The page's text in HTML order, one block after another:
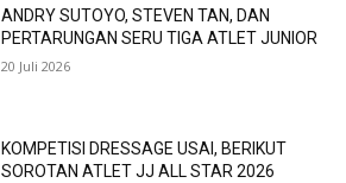
ANDRY SUTOYO, STEVEN TAN, DAN
PERTARUNGAN SERU TIGA ATLET JUNIOR
20 Juli 2026
KOMPETISI DRESSAGE USAI, BERIKUT
SOROTAN ATLET JJ ALL STAR 2026